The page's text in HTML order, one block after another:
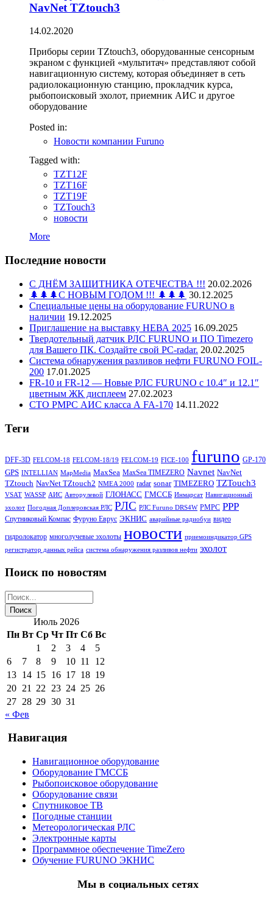
NavNet TZtouch3
14.02.2020
Приборы серии TZtouch3, оборудованные сенсорным
экраном с функцией «мультитач» представляют собой
навигационную систему, которая объединяет в сеть
радиолокационную станцию, прокладчик курса,
рыбопоисковый эхолот, приемник АИС и другое
оборудование
Posted in:
Новости компании Furuno
Tagged with:
TZT12F
TZT16F
TZT19F
TZTouch3
новости
More
Последние новости
С ДНЁМ ЗАЩИТНИКА ОТЕЧЕСТВА !!! 20.02.2026
🌲🌲🌲С НОВЫМ ГОДОМ !!! 🌲🌲🌲 30.12.2025
Специальные цены на оборудование FURUNO в
наличии 19.12.2025
Приглашение на выставку НЕВА 2025 16.09.2025
Твердотельный датчик РЛС FURUNO и ПО Timezero
для Вашего ПК. Создайте свой PC-radar. 20.02.2025
Система обнаружения разливов нефти FURUNO FOIL-
200 17.01.2025
FR-10 и FR-12 — Новые РЛС FURUNO c 10.4″ и 12.1″
цветным ЖК дисплеем 27.02.2023
СТО РМРС АИС класса А FA-170 14.11.2022
Теги
DFF-3D FELCOM-18 FELCOM-18/19 FELCOM-19 FICE-100 furuno GP-170
GPS INTELLIAN MapMedia MaxSea MaxSea TIMEZERO Navnet NavNet
TZtouch NavNet TZtouch2 NMEA 2000 radar sonar TIMEZERO TZTouch3
VSAT WASSP АИС Авторулевой ГЛОНАСС ГМССБ Инмарсат Навигационный
эхолот Погодная Доплеровская РЛС РЛС РЛС Furuno DRS4W РМРС РРР
Спутниковый Компас Фуруно Еврус ЭКНИС аварийные радиобуи видео
гидролокатор многолучевые эхолоты новости приемоиндикатор GPS
регистратор данных рейса система обнаружения разливов нефти эхолот
Поиск по новостям
Июль 2026
Пн Вт Ср Чт Пт Сб Вс
1
2 3 4
5
6
7 8 9 10 11
12
13 14 15 16 17 18 19
20 21 22 23 24 25 26
27 28 29 30 31
« Фев
Навигация
Навигационное оборудование
Оборудование ГМССБ
Рыбопоисковое оборудование
Оборудование связи
Спутниковое ТВ
Погодные станции
Метеорологическая РЛС
Электронные карты
Программное обеспечение TimeZero
Обучение FURUNO ЭКНИС
Мы в социальных сетях